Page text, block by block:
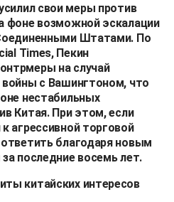
свои меры против
фоне возможной эскалации
Штатами. По
Times, Пекин
на случай
войны с Вашингтоном, что
нестабильных
Китая. При этом, если
агрессивной торговой
благодаря новым
последние восемь лет.
китайских интересов